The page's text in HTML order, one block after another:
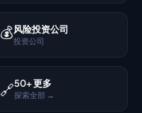
💰风险投资公司
投资公司
🔗50+ 更多
探索全部 →